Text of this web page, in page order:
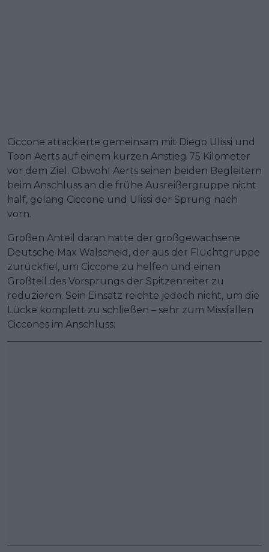
Ciccone attackierte gemeinsam mit Diego Ulissi und
Toon Aerts auf einem kurzen Anstieg 75 Kilometer
vor dem Ziel. Obwohl Aerts seinen beiden Begleitern
beim Anschluss an die frühe Ausreißergruppe nicht
half, gelang Ciccone und Ulissi der Sprung nach
vorn.
Großen Anteil daran hatte der großgewachsene
Deutsche Max Walscheid, der aus der Fluchtgruppe
zurückfiel, um Ciccone zu helfen und einen
Großteil des Vorsprungs der Spitzenreiter zu
reduzieren. Sein Einsatz reichte jedoch nicht, um die
Lücke komplett zu schließen – sehr zum Missfallen
Ciccones im Anschluss: